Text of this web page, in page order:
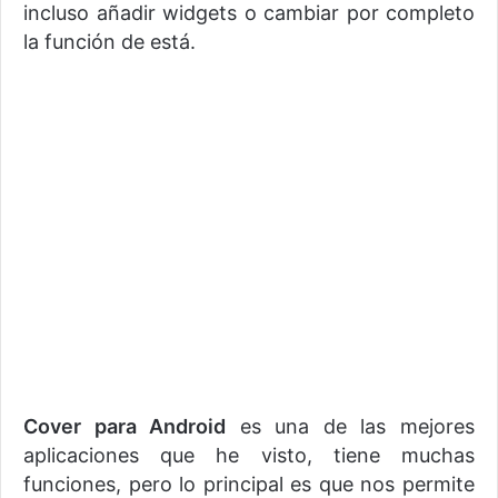
incluso añadir widgets o cambiar por completo
la función de está.
Cover para Android es una de las mejores
aplicaciones que he visto, tiene muchas
funciones, pero lo principal es que nos permite